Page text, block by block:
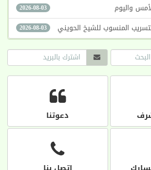
2026-08-03 واليوم
2026-08-03 المنسوب للشيخ الحويني
دعوتنا